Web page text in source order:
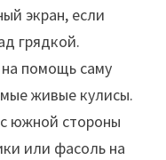
экран, если
грядкой.
помощь саму
живые кулисы.
южной стороны
или фасоль на